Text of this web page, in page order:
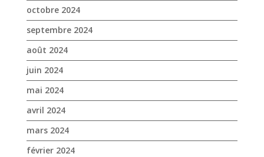
octobre 2024
septembre 2024
août 2024
juin 2024
mai 2024
avril 2024
mars 2024
février 2024